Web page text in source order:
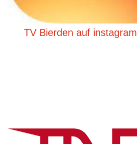
TV Bierden auf instagram